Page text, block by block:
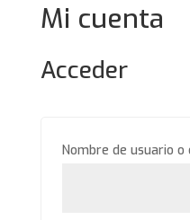
Mi cuenta
Acceder
Nombre de usuario